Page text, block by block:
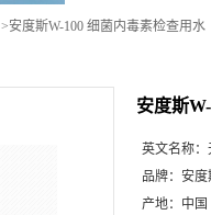
>安度斯W-100 细菌内毒素检查用水
安度斯
英文名称：
品牌： 安度
产地： 中国